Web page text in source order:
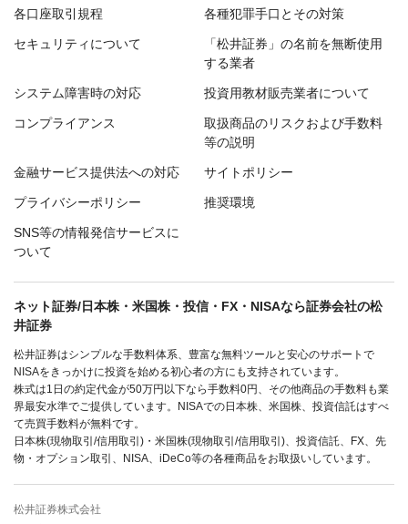
各口座取引規程 各種犯罪手口とその対策
セキュリティについて
「松井証券」の名前を無断使用
する業者
システム障害時の対応 投資用教材販売業者について
コンプライアンス
取扱商品のリスクおよび手数料
等の説明
金融サービス提供法への対応 サイトポリシー
プライバシーポリシー 推奨環境
SNS等の情報発信サービスに
ついて
ネット証券/日本株・米国株・投信・FX・NISAなら証券会社の松
井証券
松井証券はシンプルな手数料体系、豊富な無料ツールと安心のサポートで
NISAをきっかけに投資を始める初心者の方にも支持されています。
株式は1日の約定代金が50万円以下なら手数料0円、その他商品の手数料も業
界最安水準でご提供しています。NISAでの日本株、米国株、投資信託はすべ
て売買手数料が無料です。
日本株(現物取引/信用取引)・米国株(現物取引/信用取引)、投資信託、FX、先
物・オプション取引、NISA、iDeCo等の各種商品をお取扱いしています。
松井証券株式会社